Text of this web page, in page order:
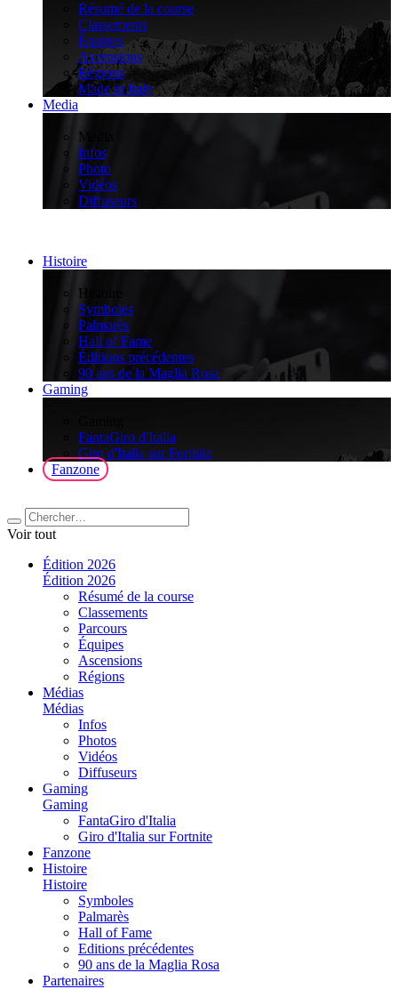
Résumé de la course
Classements
Équipes
Ascensions
Régions
Made in Italy
Media
Media
Infos
Photo
Vidéos
Diffuseurs
Histoire
Histoire
Symboles
Palmarès
Hall of Fame
Éditions précédentes
90 ans de la Maglia Rosa
Gaming
FantaGiro d'Italia
Giro d'Italia sur Fortnite
Fanzone
Voir tout
Édition 2026
Édition 2026
Résumé de la course
Classements
Parcours
Équipes
Ascensions
Régions
Médias
Médias
Infos
Photos
Vidéos
Diffuseurs
Gaming
Gaming
FantaGiro d'Italia
Giro d'Italia sur Fortnite
Fanzone
Histoire
Histoire
Symboles
Palmarès
Hall of Fame
Editions précédentes
90 ans de la Maglia Rosa
Partenaires